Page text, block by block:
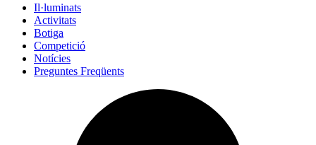
Il·luminats
Activitats
Botiga
Competició
Notícies
Preguntes Freqüents